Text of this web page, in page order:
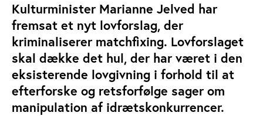
Kulturminister Marianne Jelved har
fremsat et nyt lovforslag, der
kriminaliserer matchfixing. Lovforslaget
skal dække det hul, der har været i den
eksisterende lovgivning i forhold til at
efterforske og retsforfølge sager om
manipulation af idrætskonkurrencer.